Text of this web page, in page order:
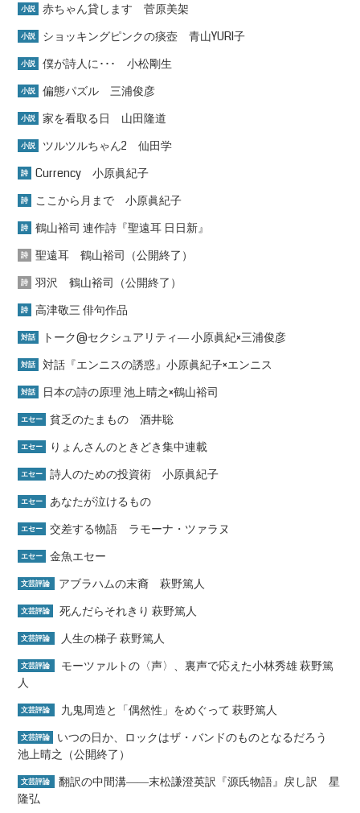
小説 赤ちゃん貸します 菅原美架
小説 ショッキングピンクの痰壺 青山YURI子
小説 僕が詩人に･･･ 小松剛生
小説 偏態パズル 三浦俊彦
小説 家を看取る日 山田隆道
小説 ツルツルちゃん2 仙田学
詩 Currency 小原眞紀子
詩 ここから月まで 小原眞紀子
詩 鶴山裕司 連作詩『聖遠耳 日日新』
詩 聖遠耳 鶴山裕司（公開終了）
詩 羽沢 鶴山裕司（公開終了）
詩 高津敬三 俳句作品
対話 トーク@セクシュアリティ― 小原眞紀×三浦俊彦
対話 対話『エンニスの誘惑』小原眞紀子×エンニス
対話 日本の詩の原理 池上晴之×鶴山裕司
エセー 貧乏のたまもの 酒井聡
エセー りょんさんのときどき集中連載
エセー 詩人のための投資術 小原眞紀子
エセー あなたが泣けるもの
エセー 交差する物語 ラモーナ・ツァラヌ
エセー 金魚エセー
文芸評論 アブラハムの末裔 萩野篤人
文芸評論 死んだらそれきり 萩野篤人
文芸評論 人生の梯子 萩野篤人
文芸評論
モーツァルトの〈声〉、裏声で応えた小林秀雄 萩野篤
人
文芸評論 九鬼周造と「偶然性」をめぐって 萩野篤人
文芸評論
いつの日か、ロックはザ・バンドのものとなるだろう
池上晴之（公開終了）
文芸評論
翻訳の中間溝――末松謙澄英訳『源氏物語』戻し訳 星
隆弘